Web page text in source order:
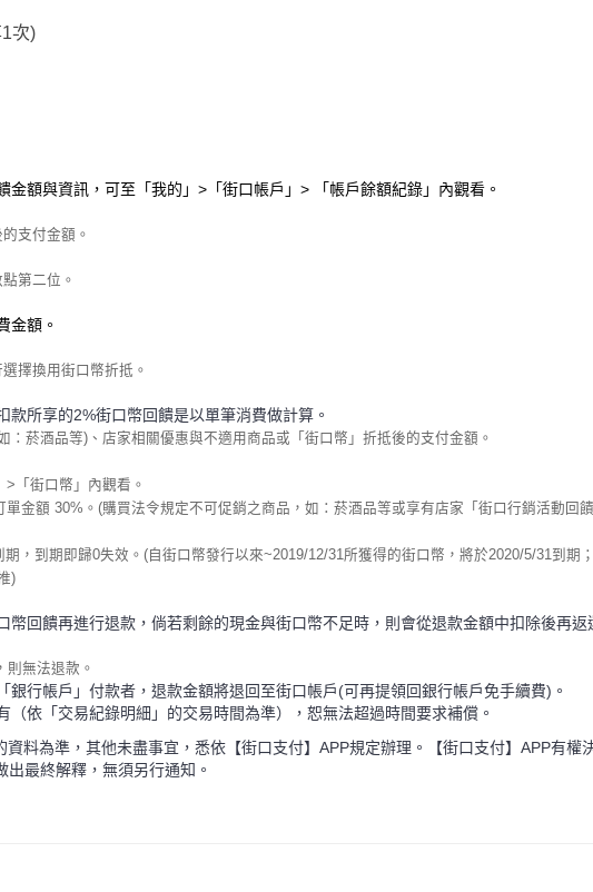
次)
額與資訊，可至「我的」>「街口帳戶」> 「帳戶餘額紀錄」內觀看。
支付金額。
第二位。
金額。
擇換用街口幣折抵。
款所享的2%街口幣回饋是以單筆消費做計算。
：菸酒品等)、店家相關優惠與不適用商品或「街口幣」折抵後的支付金額。
「街口幣」內觀看。
金額 30%。(購買法令規定不可促銷之商品，如：菸酒品等或享有店家「街口行銷活動回
，到期即歸0失效。(自街口幣發行以來~2019/12/31所獲得的街口幣，將於2020/5/31到期
)
回饋再進行退款，倘若剩餘的現金與街口幣不足時，則會從退款金額中扣除後再返
則無法退款。
行帳戶」付款者，退款金額將退回至街口帳戶(可再提領回銀行帳戶免手續費)。
（依「交易紀錄明細」的交易時間為準），恕無法超過時間要求補償。
料為準，其他未盡事宜，悉依【街口支付】APP規定辦理。【街口支付】APP有權
最終解釋，無須另行通知。